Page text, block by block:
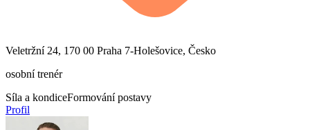
Veletržní 24, 170 00 Praha 7-Holešovice, Česko
osobní trenér
Síla a kondiceFormování postavy
Profil